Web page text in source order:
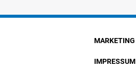
MARKETING
IMPRESSUM